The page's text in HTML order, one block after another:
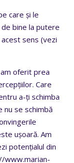
care și le
bine la putere
sens (vezi
oferit prea
Care
a-ți schimba
nu se schimbă
ușoară. Am
potențialul din
www.marian-